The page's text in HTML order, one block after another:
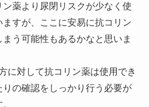
薬より尿閉リスクが少なく使
すが、ここに安易に抗コリン
う可能性もあるかなと思いま
に対して抗コリン薬は使用でき
りの確認をしっかり行う必要が